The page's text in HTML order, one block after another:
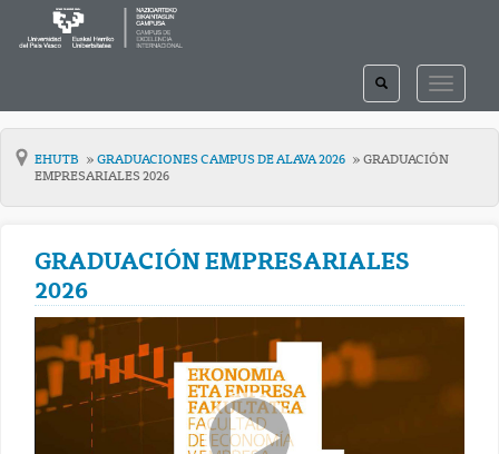
TOGGLE
TOGGLE
SEARCH
EHUTB GRADUACIONES CAMPUS DE ALAVA 2026
GRADUACIÓN
EMPRESARIALES 2026
GRADUACIÓN EMPRESARIALES
2026